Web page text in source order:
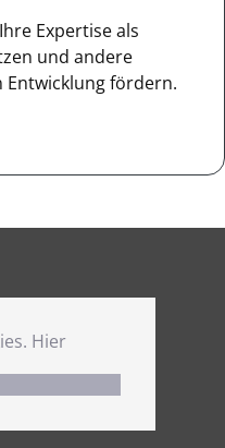
Hier
Expertise als
und andere
fördern.